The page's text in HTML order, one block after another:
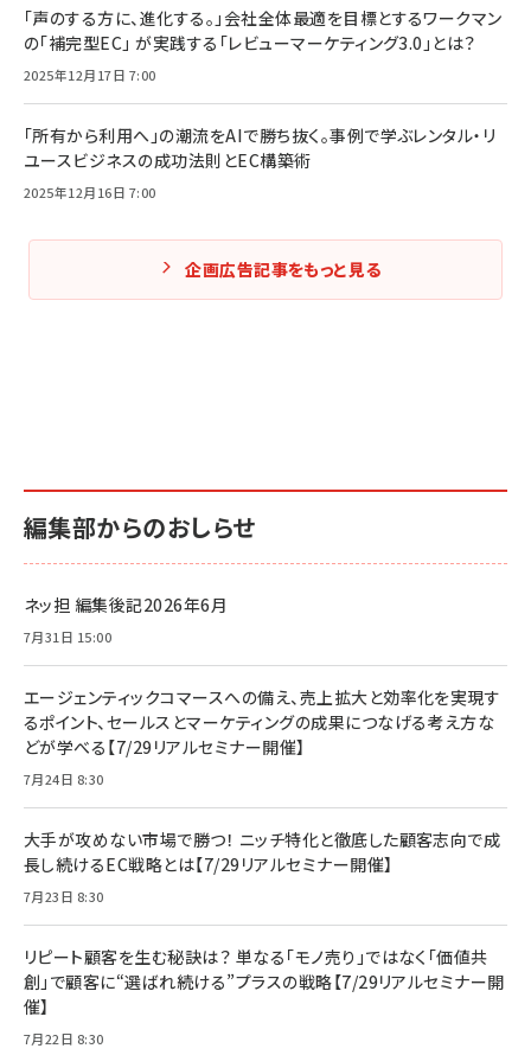
「声のする方に、進化する。」会社全体最適を目標とするワークマン
の「補完型EC」 が実践する「レビューマーケティング3.0」とは？
2025年12月17日 7:00
「所有から利用へ」の潮流をAIで勝ち抜く。事例で学ぶレンタル・リ
ユースビジネスの成功法則とEC構築術
2025年12月16日 7:00
企画広告記事をもっと見る
編集部からのおしらせ
ネッ担 編集後記2026年6月
7月31日 15:00
エージェンティックコマースへの備え、売上拡大と効率化を実現す
るポイント、セールスとマーケティングの成果につなげる考え方な
どが学べる【7/29リアルセミナー開催】
7月24日 8:30
大手が攻めない市場で勝つ！ ニッチ特化と徹底した顧客志向で成
長し続けるEC戦略とは【7/29リアルセミナー開催】
7月23日 8:30
リピート顧客を生む秘訣は？ 単なる「モノ売り」ではなく「価値共
創」で顧客に“選ばれ続ける”プラスの戦略【7/29リアルセミナー開
催】
7月22日 8:30